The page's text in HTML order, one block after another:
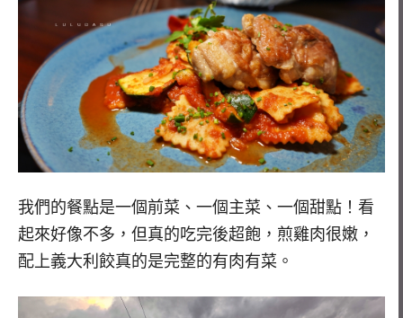
我們的餐點是一個前菜、一個主菜、一個甜點！看
起來好像不多，但真的吃完後超飽，煎雞肉很嫩，
配上義大利餃真的是完整的有肉有菜。